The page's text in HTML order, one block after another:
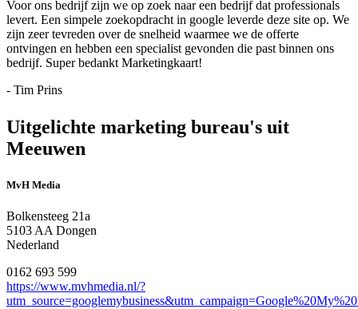
Voor ons bedrijf zijn we op zoek naar een bedrijf dat professionals
levert. Een simpele zoekopdracht in google leverde deze site op. We
zijn zeer tevreden over de snelheid waarmee we de offerte
ontvingen en hebben een specialist gevonden die past binnen ons
bedrijf. Super bedankt Marketingkaart!
- Tim Prins
Uitgelichte marketing bureau's uit
Meeuwen
MvH Media
Bolkensteeg 21a
5103 AA Dongen
Nederland
0162 693 599
https://www.mvhmedia.nl/?